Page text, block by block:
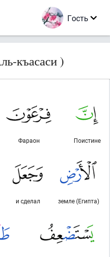
Гость
къасаси )
Поистине
Фараон
земле (Египта)
и сделал